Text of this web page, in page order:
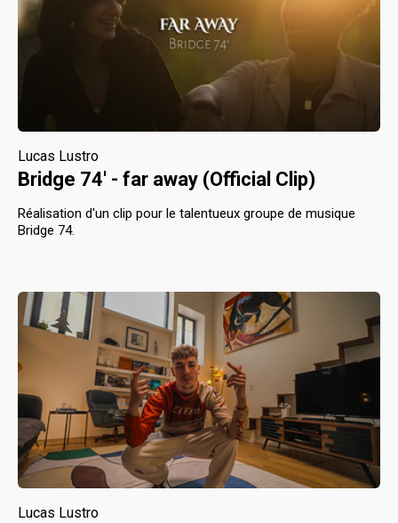
Lucas Lustro
Bridge 74' - far away (Official Clip)
Réalisation d'un clip pour le talentueux groupe de musique
Bridge 74.
Lucas Lustro